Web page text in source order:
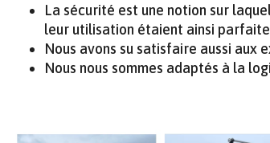
La sécurité est une notion sur
leur utilisation étaient ainsi
Nous avons su satisfaire aussi aux
Nous nous sommes adaptés à la